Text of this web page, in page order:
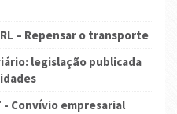
– Repensar o transporte
legislação publicada
- Convívio empresarial